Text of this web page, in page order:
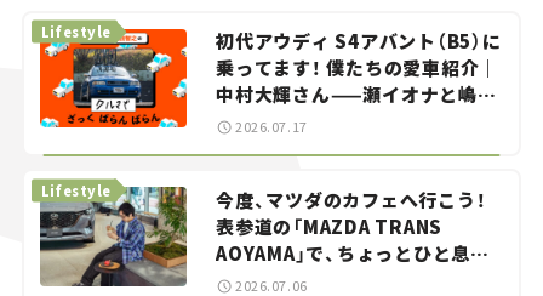
初代アウディ S4アバント（B5）に
乗ってます！ 僕たちの愛車紹介｜
中村大輝さん——瀬イオナと嶋田
智之の「クルマでざっくばらんば
らん！」＃20
Lifestyle
2026.07.17
今度、マツダのカフェへ行こう！
表参道の「MAZDA TRANS
AOYAMA」で、ちょっとひと息。
——連載｜CCGとクルマでどうす
Lifestyle
2026.07.06